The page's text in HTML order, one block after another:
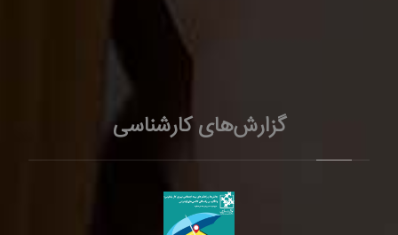
گزارش‌های کارشناسی